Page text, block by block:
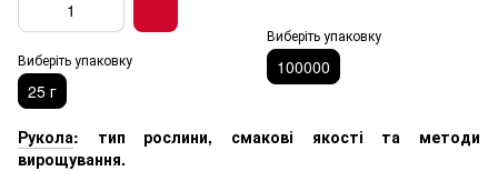
Виберіть упаковку
25 г
Виберіть упаковку
100000
Рукола: тип рослини, смакові якості та методи
вирощування.